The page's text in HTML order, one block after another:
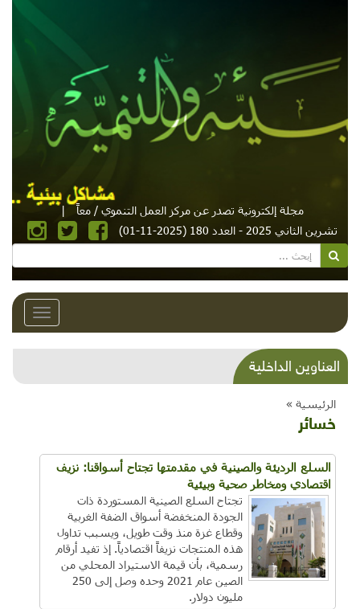
مجلة إلكترونية تصدر عن مركز العمل التنموي / معاً
|
تشرين الثاني 2025 - العدد 180 (2025-11-01)
Toggle
العناوين الداخليةشذرات بيئية وتنموية...بنية تحتية وحلويات قبيحة
وحاكورة ونوبل وزيتون و"سيباط"
الرئيسية »
خسائر
السلع الرديئة والصينية في مقدمتها تجتاح أسواقنا: نزيف
اقتصادي ومخاطر صحية وبيئية
تجتاح السلع الصينية المستوردة ذات
الجودة المنخفضة أسواق الضفة الغربية
وقطاع غزة منذ وقت طويل، ويسبب تداول
هذه المنتجات نزيفاً اقتصادياً. إذ تفيد أرقام
رسمية، بأن قيمة الاستيراد المحلي من
الصين عام 2021 وحده وصل إلى 250
مليون دولار.